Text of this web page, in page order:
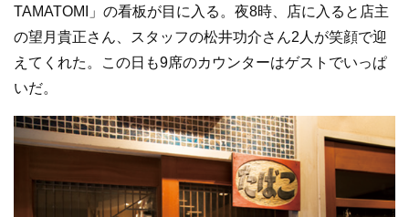
TAMATOMI」の看板が目に入る。夜8時、店に入ると店主
の望月貴正さん、スタッフの松井功介さん2人が笑顔で迎
えてくれた。この日も9席のカウンターはゲストでいっぱ
いだ。